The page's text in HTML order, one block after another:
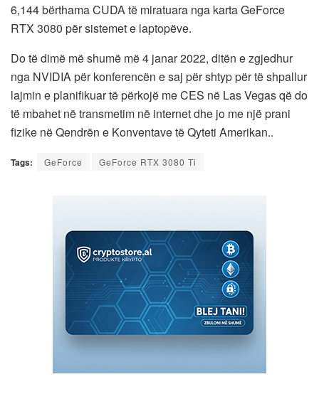
6,144 bërthama CUDA të miratuara nga karta GeForce
RTX 3080 për sistemet e laptopëve.
Do të dimë më shumë më 4 janar 2022, ditën e zgjedhur
nga NVIDIA për konferencën e saj për shtyp për të shpallur
lajmin e planifikuar të përkojë me CES në Las Vegas që do
të mbahet në transmetim në internet dhe jo me një prani
fizike në Qendrën e Konventave të Qyteti Amerikan..
Tags: GeForce GeForce RTX 3080 Ti